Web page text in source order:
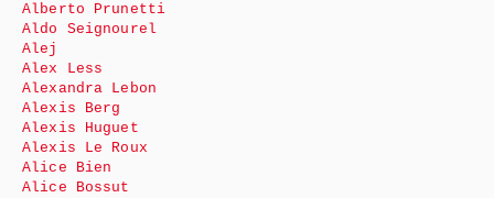
Alberto Prunetti
Aldo Seignourel
Alej
Alex Less
Alexandra Lebon
Alexis Berg
Alexis Huguet
Alexis Le Roux
Alice Bien
Alice Bossut